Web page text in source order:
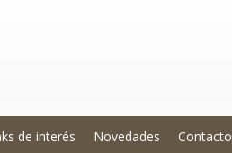
de interés Novedades Contacto